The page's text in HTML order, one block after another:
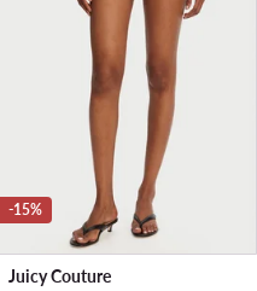
-15%
Juicy Couture